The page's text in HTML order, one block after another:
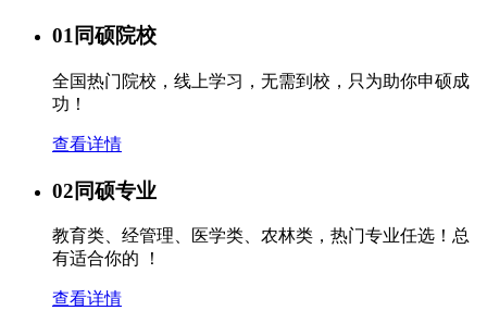
01 同硕院校
全国热门院校，线上学习，无需到校，只为助你申硕成
功！
查看详情
02同硕专业
教育类、经管理、医学类、农林类，热门专业任选！总
有适合你的 ！
查看详情